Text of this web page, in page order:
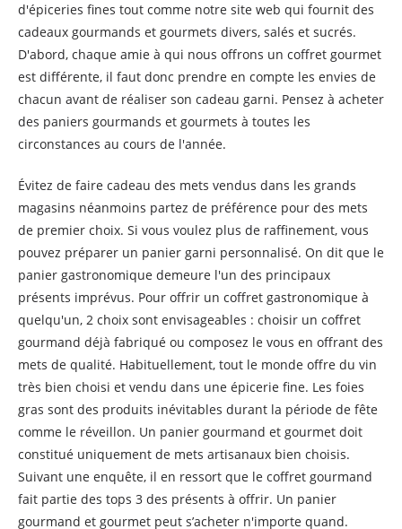
d'épiceries fines tout comme notre site web qui fournit des
cadeaux gourmands et gourmets divers, salés et sucrés.
D'abord, chaque amie à qui nous offrons un coffret gourmet
est différente, il faut donc prendre en compte les envies de
chacun avant de réaliser son cadeau garni. Pensez à acheter
des paniers gourmands et gourmets à toutes les
circonstances au cours de l'année.
Évitez de faire cadeau des mets vendus dans les grands
magasins néanmoins partez de préférence pour des mets
de premier choix. Si vous voulez plus de raffinement, vous
pouvez préparer un panier garni personnalisé. On dit que le
panier gastronomique demeure l'un des principaux
présents imprévus. Pour offrir un coffret gastronomique à
quelqu'un, 2 choix sont envisageables : choisir un coffret
gourmand déjà fabriqué ou composez le vous en offrant des
mets de qualité. Habituellement, tout le monde offre du vin
très bien choisi et vendu dans une épicerie fine. Les foies
gras sont des produits inévitables durant la période de fête
comme le réveillon. Un panier gourmand et gourmet doit
constitué uniquement de mets artisanaux bien choisis.
Suivant une enquête, il en ressort que le coffret gourmand
fait partie des tops 3 des présents à offrir. Un panier
gourmand et gourmet peut s’acheter n'importe quand.